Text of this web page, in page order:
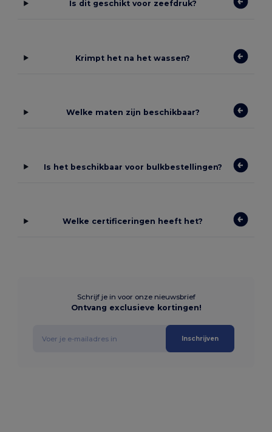
Is dit geschikt voor zeefdruk?
Krimpt het na het wassen?
Welke maten zijn beschikbaar?
Is het beschikbaar voor bulkbestellingen?
Welke certificeringen heeft het?
Schrijf je in voor onze nieuwsbrief
Ontvang exclusieve kortingen!
Inschrijven